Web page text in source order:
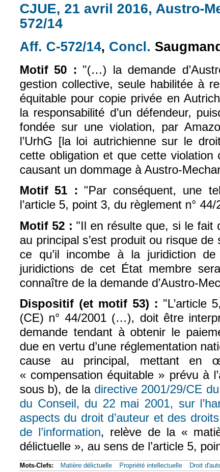
CJUE, 21 avril 2016, Austro-
572/14
Aff. C-572/14 (le lien est externe)
, Concl. (le lien est
Motif 50 : "(…) la demande
gestion collective, seule habilitée à
équitable pour copie privée en
la responsabilité d’un défendeur,
fondée sur une violation, par
l’UrhG [la loi autrichienne sur le
cette obligation et que cette violation
causant un dommage à Austro-
Motif 51 : "Par conséquent, une
l’article 5, point 3, du règlement n° 44/
Motif 52 : "Il en résulte que, si le fait
au principal s’est produit ou risque
ce qu’il incombe à la juridiction
juridictions de cet État membre
connaître de la demande d’Austro-
Dispositif (et motif 53) : "L’article
(CE) n° 44/2001 (…), doit être
demande tendant à obtenir le
due en vertu d’une réglementation
cause au principal, mettant en
« compensation équitable » prévu à
sous b), de la directive 2001/29/CE
du Conseil, du 22 mai 2001, sur
aspects du droit d’auteur et des
de l’information (le lien est externe)
, relève de la «
délictuelle », au sens de l’article 5,
Mots-Clefs: Matière délictuelle Propriété intellectuelle Droit